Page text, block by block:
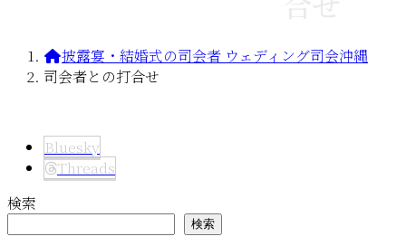
披露宴・結婚式の司会者 ウェディング司会沖縄
司会者との打合せ
Bluesky
Threads
検索
検索